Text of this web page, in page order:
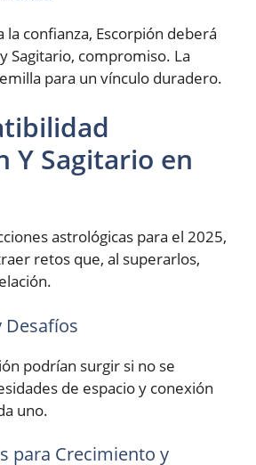
la confianza, Escorpión deberá
Sagitario, compromiso. La
para un vínculo duradero.
Y Sagitario en
astrológicas para el 2025,
retos que, al superarlos,
Desafíos
podrían surgir si no se
de espacio y conexión
uno.
para Crecimiento y